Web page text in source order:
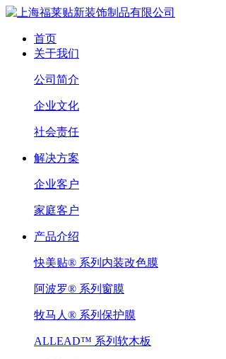
首页
关于我们
公司简介
企业文化
社会责任
解决方案
企业客户
家庭客户
产品介绍
快美贴® 系列内装改色膜
阿波罗® 系列窗膜
牧马人® 系列保护膜
ALLEAD™ 系列软木板